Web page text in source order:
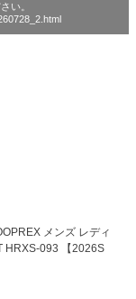
い。
メンズ レディ
HRXS-093 【2026S